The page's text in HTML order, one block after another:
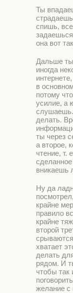
Ты
спишь,
она вот
Дальше
иногда
в
потому
усилие, а
слушаешь.
делать.
ты через
а второе,
чтение, т.
вникаешь
Ну да
крайне
правило
крайне
второй
хватает
делать
рядом. И
чтобы так
желание с